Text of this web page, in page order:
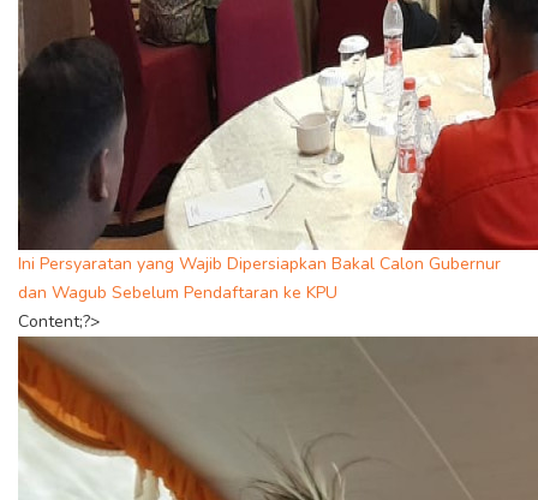
Ini Persyaratan yang Wajib Dipersiapkan Bakal Calon Gubernur
dan Wagub Sebelum Pendaftaran ke KPU
Content;?>